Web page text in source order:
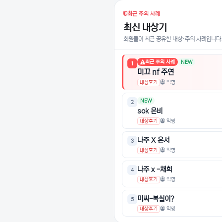
최근 주의 사례
최신 내상기
회원들이 최근 공유한 내상·주의 사례입니다.
1 최근 주의 사례 NEW
미끄 nf 주연
내상후기 익명
2 NEW
sok 은비
내상후기 익명
3 나주 X 은서
내상후기 익명
4 나주 x -채희
내상후기 익명
5 미씨-복실이?
내상후기 익명